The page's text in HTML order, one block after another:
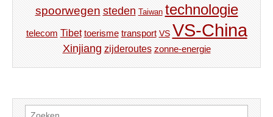
spoorwegen steden Taiwan technologie
telecom Tibet toerisme transport VS VS-China
Xinjiang zijderoutes zonne-energie
Zoeken